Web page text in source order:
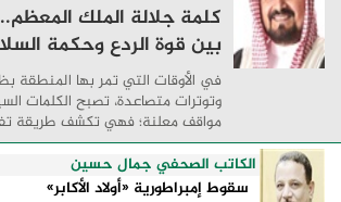
كلمة جلالة الملك
بين قوة الردع وحكمة
في الأوقات التي تمر بها المنطقة
وتوترات متصاعدة، تصبح الكلمات
مواقف معلنة؛ فهي تكشف طريقة
إدارتها للأزمات، والحدود التي تفصل
الكاتب الصحفي جمال حسين
سقوط إمبراطورية «أولاد الأكابر»